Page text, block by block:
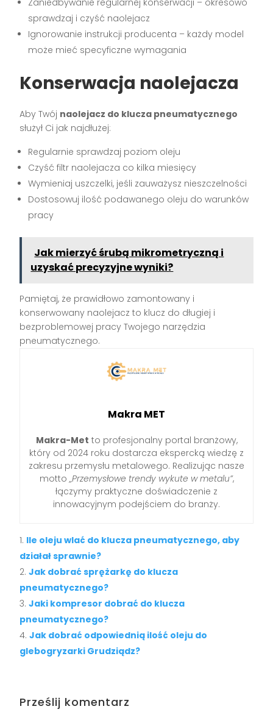
Zaniedbywanie regularnej konserwacji – okresowo
sprawdzaj i czyść naolejacz
Ignorowanie instrukcji producenta – każdy model
może mieć specyficzne wymagania
Konserwacja naolejacza
Aby Twój naolejacz do klucza pneumatycznego
służył Ci jak najdłużej:
Regularnie sprawdzaj poziom oleju
Czyść filtr naolejacza co kilka miesięcy
Wymieniaj uszczelki, jeśli zauważysz nieszczelności
Dostosowuj ilość podawanego oleju do warunków
pracy
Jak mierzyć śrubą mikrometryczną i
uzyskać precyzyjne wyniki?
Pamiętaj, że prawidłowo zamontowany i
konserwowany naolejacz to klucz do długiej i
bezproblemowej pracy Twojego narzędzia
pneumatycznego.
Makra MET
Makra-Met to profesjonalny portal branżowy,
który od 2024 roku dostarcza ekspercką wiedzę z
zakresu przemysłu metalowego. Realizując nasze
motto„Przemysłowe trendy wykute w metalu”,
łączymy praktyczne doświadczenie z
innowacyjnym podejściem do branży.
Ile oleju wlać do klucza pneumatycznego, aby
działał sprawnie?
Jak dobrać sprężarkę do klucza
pneumatycznego?
Jaki kompresor dobrać do klucza
pneumatycznego?
Jak dobrać odpowiednią ilość oleju do
glebogryzarki Grudziądz?
Prześlij komentarz